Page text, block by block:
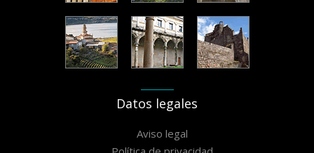
Datos legales
Aviso legal